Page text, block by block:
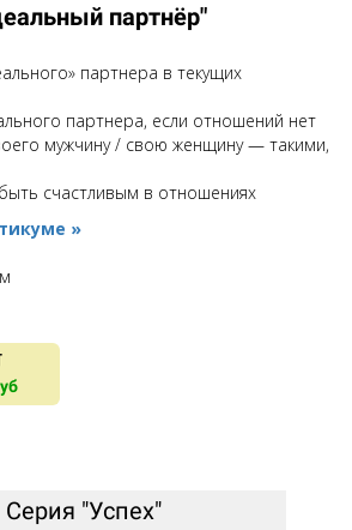
партнёр"
партнера в текущих
партнера, если отношений нет
мужчину / свою женщину — такими,
счастливым в отношениях
»
страницы:#prac_succ
Серия "Успех"